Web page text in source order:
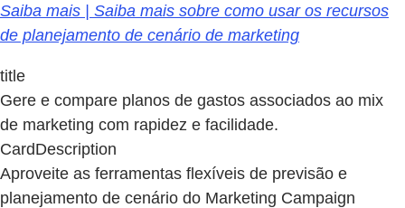
Saiba mais | Saiba mais sobre como usar os recursos
de planejamento de cenário de marketing
title
Gere e compare planos de gastos associados ao mix
de marketing com rapidez e facilidade.
CardDescription
Aproveite as ferramentas flexíveis de previsão e
planejamento de cenário do Marketing Campaign